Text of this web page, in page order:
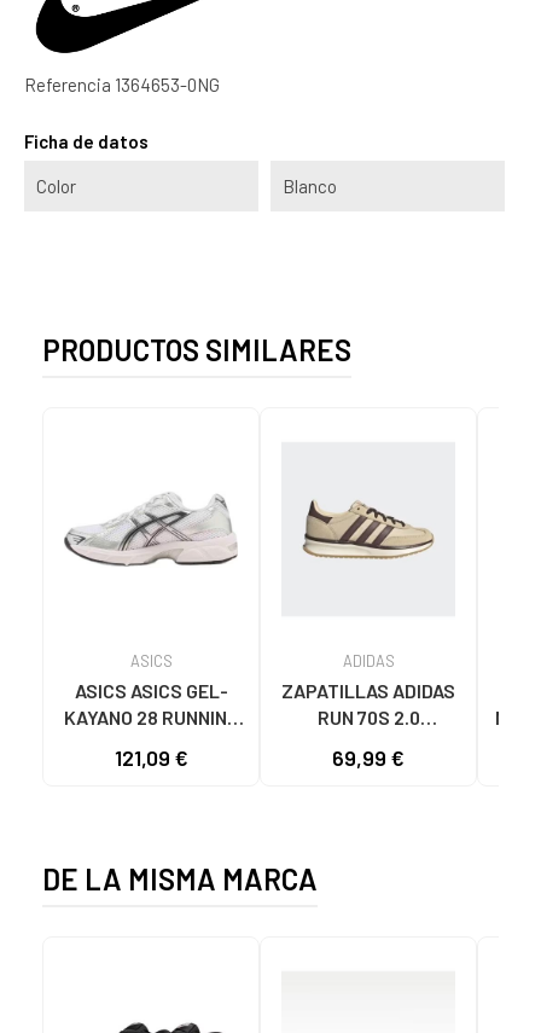
Referencia 1364653-0NG
Ficha de datos
Color Blanco
PRODUCTOS SIMILARES
ASICS
ASICS ASICS GEL-
KAYANO 28 RUNNING
121,09 €
ADIDAS
ZAPATILLAS ADIDAS
RUN 70S 2.0
CAQUI/MARRÓN
69,99 €
DE LA MISMA MARCA